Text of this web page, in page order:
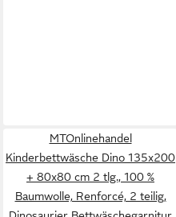
MTOnlinehandel
Kinderbettwäsche Dino 135x200
+ 80x80 cm 2 tlg., 100 %
Baumwolle, Renforcé, 2 teilig,